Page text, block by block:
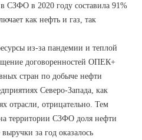
СЗФО в 2020 году составила 91%
как нефть и газ, так
из-за пандемии и теплой
договоренностей ОПЕК+
стран по добыче нефти
Северо-Запада, как
отрасли, отрицательно. Тем
территории СЗФО доля нефти
за год оказалось